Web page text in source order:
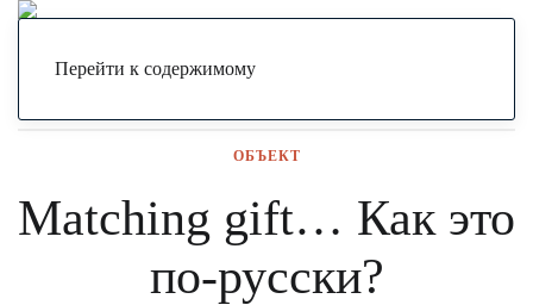
Перейти к содержимому
русски?
ОБЪЕКТ
Matching gift… Как это
по-русски?